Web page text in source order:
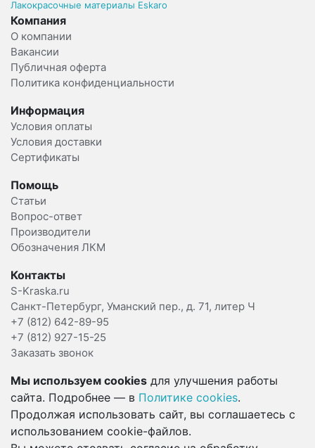
Лакокрасочные материалы Eskaro
Компания
О компании
Вакансии
Публичная оферта
Политика конфиденциальности
Информация
Условия оплаты
Условия доставки
Сертификаты
Помощь
Статьи
Вопрос-ответ
Производители
Обозначения ЛКМ
Контакты
S-Kraska.ru
Санкт-Петербург, Уманский пер., д. 71, литер Ч
+7 (812) 642-89-95
+7 (812) 927-15-25
Заказать звонок
Мы используем cookies для улучшения работы
сайта. Подробнее — в Политике cookies.
Продолжая использовать сайт, вы соглашаетесь с
использованием cookie-файлов.